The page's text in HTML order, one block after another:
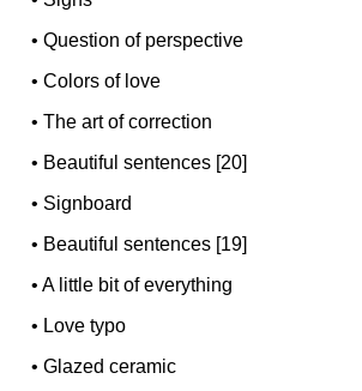
•Question of perspective
•Colors of love
•The art of correction
• Beautiful sentences [20]
• Signboard
• Beautiful sentences [19]
•A little bit of everything
• Love typo
•Glazed ceramic